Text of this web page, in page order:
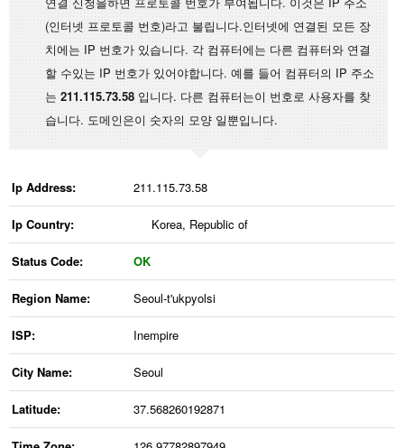
(인터넷 프로토콜 번호)라고 불립니다.인터넷에 연결된 모든 장
치에는 IP 번호가 있습니다. 각 컴퓨터에는 다른 컴퓨터와 연결
할 수있는 IP 번호가 있어야합니다. 예를 들어 컴퓨터의 IP 주소
는 211.115.73.58 입니다. 다른 컴퓨터는이 번호로 사용자를 찾
습니다. 도메인은이 숫자의 모양 일뿐입니다.
Ip Address: 211.115.73.58
Ip Country: Korea, Republic of
Status Code: OK
Region Name: Seoul-t'ukpyolsi
ISP: Inempire
City Name: Seoul
Latitude: 37.568260192871